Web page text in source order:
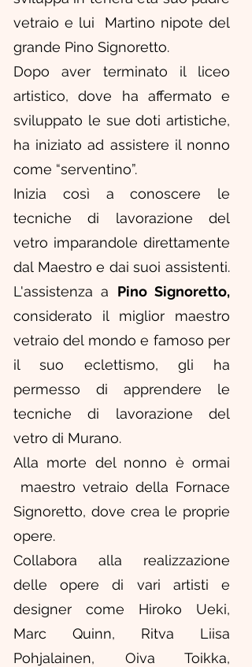
vetraio e lui Martino nipote del
grande Pino Signoretto.
Dopo aver terminato il liceo
artistico, dove ha affermato e
sviluppato le sue doti artistiche,
ha iniziato ad assistere il nonno
come “serventino”.
Inizia così a conoscere le
tecniche di lavorazione del
vetro imparandole direttamente
dal Maestro e dai suoi assistenti.
L'assistenza a Pino Signoretto,
considerato il miglior maestro
vetraio del mondo e famoso per
il suo eclettismo, gli ha
permesso di apprendere le
tecniche di lavorazione del
vetro di Murano.
Alla morte del nonno è ormai
maestro vetraio della Fornace
Signoretto, dove crea le proprie
opere.
Collabora alla realizzazione
delle opere di vari artisti e
designer come Hiroko Ueki,
Marc Quinn, Ritva Liisa
Pohjalainen, Oiva Toikka,